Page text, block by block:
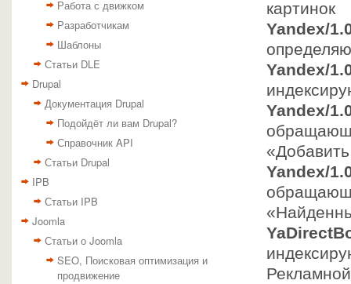
Работа с движком
Разработчикам
Шаблоны
Статьи DLE
Drupal
Документация Drupal
Подойдёт ли вам Drupal?
Справочник API
Статьи Drupal
IPB
Статьи IPB
Joomla
Статьи о Joomla
SEO, Поисковая оптимизация и
продвижение
картинок
Yandex/
Yandex/
Yandex/
Yandex/